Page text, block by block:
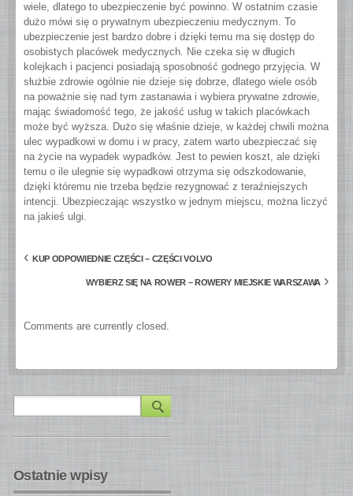
wiele, dlatego to ubezpieczenie być powinno. W ostatnim czasie
dużo mówi się o prywatnym ubezpieczeniu medycznym. To
ubezpieczenie jest bardzo dobre i dzięki temu ma się dostęp do
osobistych placówek medycznych. Nie czeka się w długich
kolejkach i pacjenci posiadają sposobność godnego przyjęcia. W
służbie zdrowie ogólnie nie dzieje się dobrze, dlatego wiele osób
na poważnie się nad tym zastanawia i wybiera prywatne zdrowie,
mając świadomość tego, że jakość usług w takich placówkach
może być wyższa. Dużo się właśnie dzieje, w każdej chwili można
ulec wypadkowi w domu i w pracy, zatem warto ubezpieczać się
na życie na wypadek wypadków. Jest to pewien koszt, ale dzięki
temu o ile ulegnie się wypadkowi otrzyma się odszkodowanie,
dzięki któremu nie trzeba będzie rezygnować z teraźniejszych
intencji. Ubezpieczając wszystko w jednym miejscu, można liczyć
na jakieś ulgi.
‹ KUP ODPOWIEDNIE CZĘŚCI – CZĘŚCI VOLVO
WYBIERZ SIĘ NA ROWER – ROWERY MIEJSKIE WARSZAWA ›
Comments are currently closed.
Ostatnie wpisy